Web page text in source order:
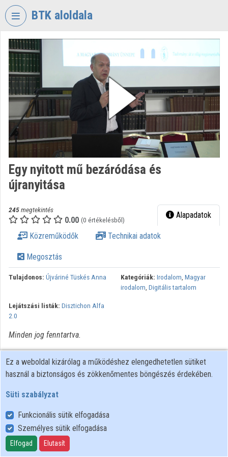
Fejléc kihagyása
BTK aloldala
VIDEO
BÖLCSÉSZETTUDOMÁNYI
KUTATÓKÖZPONT
Intézményi kezdőlap
Bejelentkezés
Intézményi felfedezés
Kategóriák
Intézményi listák
Intézmények
Közreműködők
Egy nyitott mű bezáródása és
újranyitása
245megtekintés
0.00 (0 értékelésből) Alapadatok
Közreműködők Technikai adatok
Megosztás
Tulajdonos: Újváriné Tüskés Anna Kategóriák: Irodalom, Magyar
irodalom, Digitális tartalom
Lejátszási listák: Disztichon Alfa
2.0
Minden jog fenntartva.
Felhasználói szabályzat
Adatkezelési tájékoztató
Süti szabályzat
Ez a weboldal kizárólag a működéshez elengedhetetlen sütiket
használ a biztonságos és zökkenőmentes böngészés érdekében.
Süti szabályzat
Funkcionális sütik elfogadása
Személyes sütik elfogadása
Elfogad Elutasít